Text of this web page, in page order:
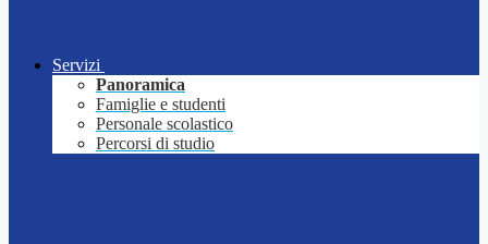
Servizi
Panoramica
Famiglie e studenti
Personale scolastico
Percorsi di studio